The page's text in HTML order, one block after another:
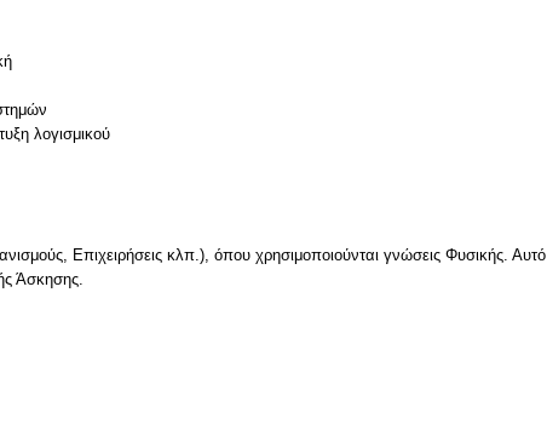
λογισμικού
Επιχειρήσεις κλπ.), όπου χρησιμοποιούνται γνώσεις Φυσικής. Αυτό